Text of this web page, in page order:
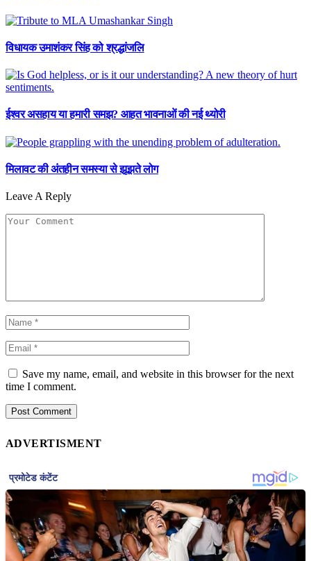
विधायक उमाशंकर सिंह को श्रद्धांजलि
ईश्वर असहाय या हमारी समझ? आहत भावनाओं की नई थ्योरी
मिलावट की अंतहीन समस्या से झूझते लोग
Leave A Reply
Save my name, email, and website in this browser for the next
time I comment.
ADVERTISMENT